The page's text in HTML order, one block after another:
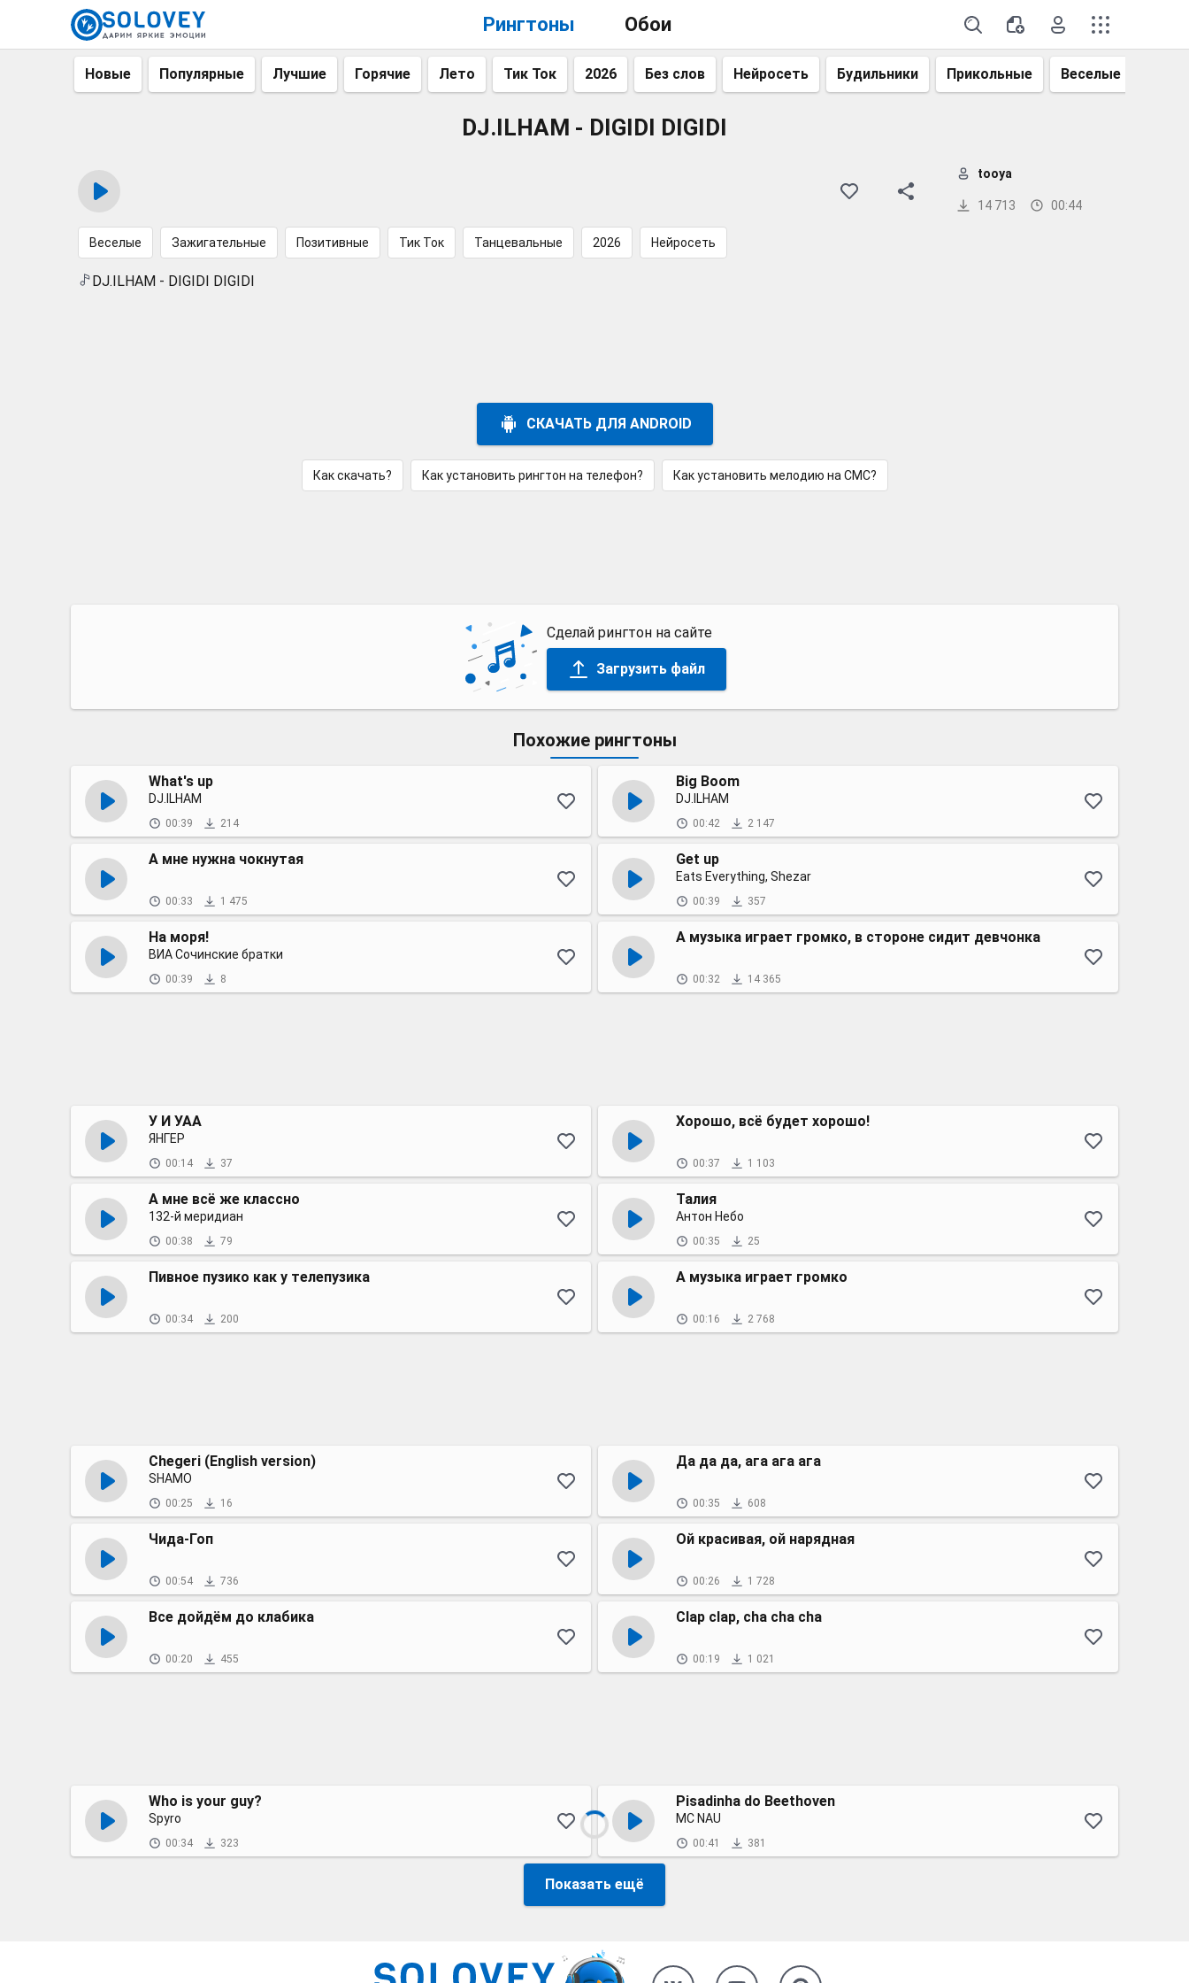
Рингтоны Обои
Новые Популярные Лучшие Горячие Лето Тик Ток 2026 Без слов Нейросеть Будильники Прикольные Веселые
DJ.ILHAM - DIGIDI DIGIDI
14 713 00:44
tooya
Веселые Зажигательные Позитивные Тик Ток Танцевальные 2026 Нейросеть
DJ.ILHAM - DIGIDI DIGIDI
СКАЧАТЬ ДЛЯ ANDROID
Как скачать? Как установить рингтон на телефон? Как установить мелодию на СМС?
Сделай рингтон на сайте
Загрузить файл
Похожие рингтоны
What's up
DJ.ILHAM
00:39 214
Big Boom
DJ.ILHAM
00:42 2 147
А мне нужна чокнутая
00:33 1 475
Get up
Eats Everything, Shezar
00:39 357
На моря!
ВИА Сочинские братки
00:39 8
А музыка играет громко, в стороне сидит девчонка
00:32 14 365
У И УАА
ЯНГЕР
00:14 37
Хорошо, всё будет хорошо!
00:37 1 103
А мне всё же классно
132-й меридиан
00:38 79
Талия
Антон Небо
00:35 25
Пивное пузико как у телепузика
00:34 200
А музыка играет громко
00:16 2 768
Chegeri (English version)
SHAMO
00:25 16
Да да да, ага ага ага
00:35 608
Чида-Гоп
00:54 736
Ой красивая, ой нарядная
00:26 1 728
Все дойдём до клабика
00:20 455
Clap clap, cha cha cha
00:19 1 021
Who is your guy?
Spyro
00:34 323
Pisadinha do Beethoven
MC NAU
00:41 381
Показать ещё